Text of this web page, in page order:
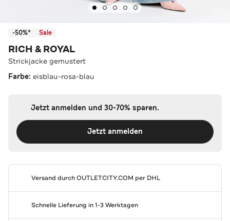
-50%* Sale
RICH & ROYAL
Strickjacke gemustert
Farbe: eisblau-rosa-blau
Jetzt anmelden und 30-70% sparen.
Jetzt anmelden
Versand durchOUTLETCITY.COM per DHL
Schnelle Lieferung in 1-3 Werktagen